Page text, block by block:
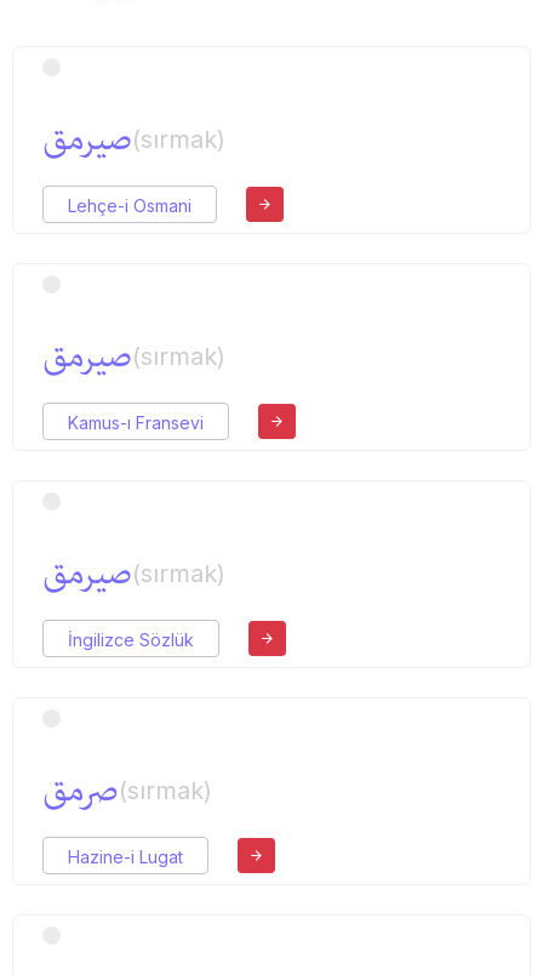
صیرمق(sırmak)
Lehçe-i Osmani
صیرمق(sırmak)
Kamus-ı Fransevi
صیرمق(sırmak)
İngilizce Sözlük
صرمق(sırmak)
Hazine-i Lugat